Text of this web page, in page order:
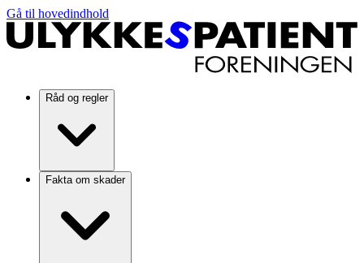
Gå til hovedindhold
Råd og regler
Fakta om skader